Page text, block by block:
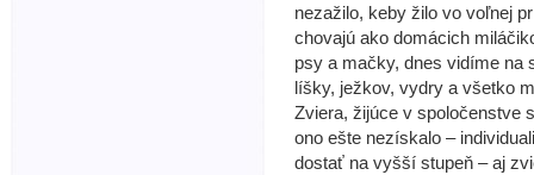
nezažilo, keby žilo vo voľnej
chovajú ako domácich
psy a mačky, dnes vidíme na
líšky, ježkov, vydry a všetko
Zviera, žijúce v spoločenstve
ono ešte nezískalo –
dostať na vyšší stupeň – aj